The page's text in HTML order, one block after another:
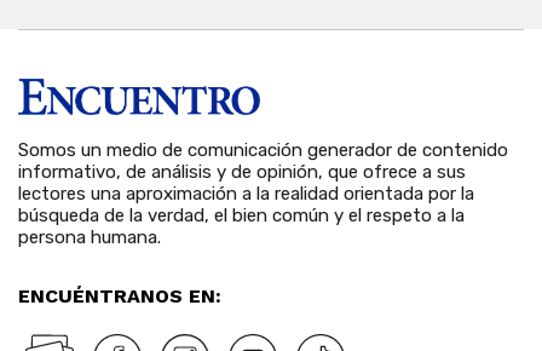
Somos un medio de comunicación generador de contenido
informativo, de análisis y de opinión, que ofrece a sus
lectores una aproximación a la realidad orientada por la
búsqueda de la verdad, el bien común y el respeto a la
persona humana.
ENCUÉNTRANOS EN: